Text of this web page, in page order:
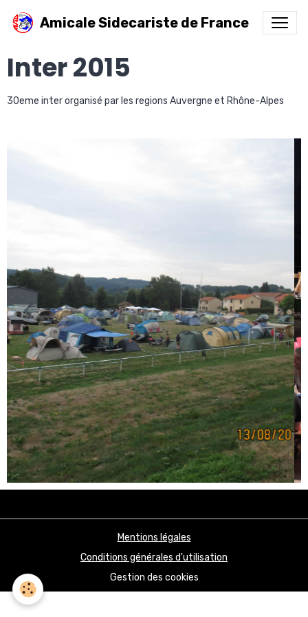
Amicale Sidecariste de France
Inter 2015
30eme inter organisé par les regions Auvergne et Rhône-Alpes
Mentions légales
Conditions générales d'utilisation
Gestion des cookies